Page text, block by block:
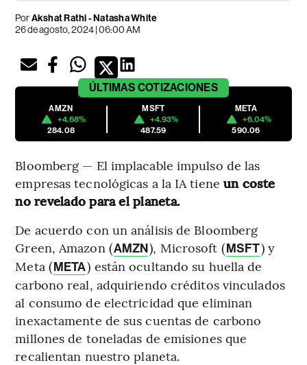
PorAkshat Rathi - Natasha White
26 de agosto, 2024 | 06:00 AM
ÚLTIMAS COTIZACIONES
AMZN
+4.68%
284.08
MSFT
+4.93%
487.59
META
+6.04%
590.06
Bloomberg — El implacable impulso de las
empresas tecnológicas a la IA tiene un coste
no revelado para el planeta.
De acuerdo con un análisis de Bloomberg
Green, Amazon (AMZN), Microsoft (MSFT) y
Meta (META) están ocultando su huella de
carbono real, adquiriendo créditos vinculados
al consumo de electricidad que eliminan
inexactamente de sus cuentas de carbono
millones de toneladas de emisiones que
recalientan nuestro planeta.